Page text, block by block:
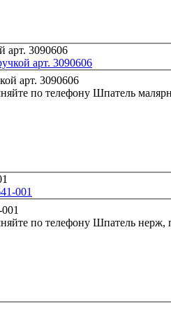
арт. 3090606
по телефону
001
по телефону Шпатель нерж,